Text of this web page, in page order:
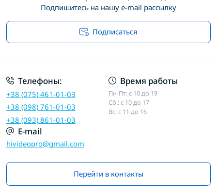
Подпишитесь на нашу e-mail рассылку
Подписаться
Телефоны:
+38 (075) 461-01-03
+38 (098) 761-01-03
+38 (093) 861-01-03
Время работы
Пн-Пт: с 10 до 19
Сб.: с 10 до 17
Вс: с 11 до 16
E-mail
hivideopro@gmail.com
Перейти в контакты